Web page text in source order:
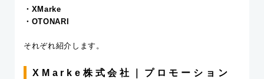
・XMarke
・OTONARI
それぞれ紹介します。
XMarke株式会社｜プロモーション